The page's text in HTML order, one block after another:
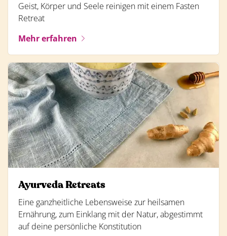
Geist, Körper und Seele reinigen mit einem Fasten
Retreat
Mehr erfahren
Ayurveda Retreats
Eine ganzheitliche Lebensweise zur heilsamen
Ernährung, zum Einklang mit der Natur, abgestimmt
auf deine persönliche Konstitution